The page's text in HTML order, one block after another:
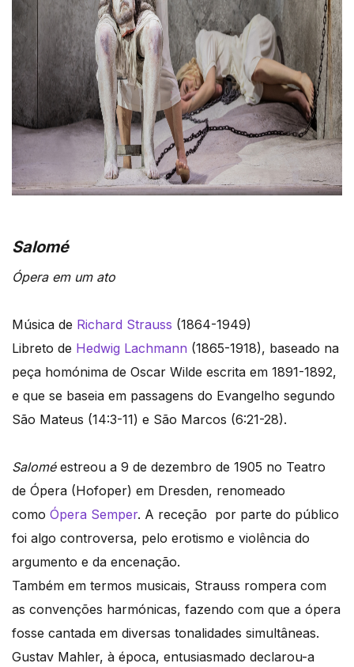
Salomé
Ópera em um ato
Música de Richard Strauss (1864-1949)
Libreto de Hedwig Lachmann (1865-1918), baseado na
peça homónima de Oscar Wilde escrita em 1891-1892,
e que se baseia em passagens do Evangelho segundo
São Mateus (14:3-11) e São Marcos (6:21-28).
Saloméestreou a 9 de dezembro de 1905 no Teatro
de Ópera (Hofoper) em Dresden, renomeado
como Ópera Semper. A receção por parte do público
foi algo controversa, pelo erotismo e violência do
argumento e da encenação.
Também em termos musicais, Strauss rompera com
as convenções harmónicas, fazendo com que a ópera
fosse cantada em diversas tonalidades simultâneas.
Gustav Mahler, à época, entusiasmado declarou-a